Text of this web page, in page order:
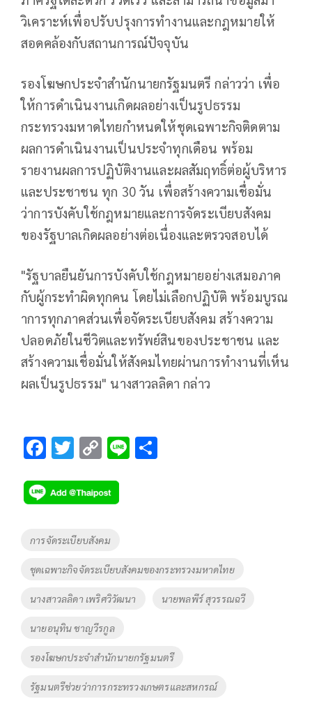
วิเคราะห์เพื่อปรับปรุงการทำงานและกฎหมายให้
สอดคล้องกับสถานการณ์ปัจจุบัน
รองโฆษกประจำสำนักนายกรัฐมนตรี กล่าวว่า เพื่อ
ให้การดำเนินงานเกิดผลอย่างเป็นรูปธรรม
กระทรวงมหาดไทยกำหนดให้ชุดเฉพาะกิจติดตาม
ผลการดำเนินงานเป็นประจำทุกเดือน พร้อม
รายงานผลการปฏิบัติงานและผลสัมฤทธิ์ต่อผู้บริหาร
และประชาชน ทุก 30 วัน เพื่อสร้างความเชื่อมั่น
ว่าการบังคับใช้กฎหมายและการจัดระเบียบสังคม
ของรัฐบาลเกิดผลอย่างต่อเนื่องและตรวจสอบได้
"รัฐบาลยืนยันการบังคับใช้กฎหมายอย่างเสมอภาค
กับผู้กระทำผิดทุกคน โดยไม่เลือกปฏิบัติ พร้อมบูรณ
าการทุกภาคส่วนเพื่อจัดระเบียบสังคม สร้างความ
ปลอดภัยในชีวิตและทรัพย์สินของประชาชน และ
สร้างความเชื่อมั่นให้สังคมไทยผ่านการทำงานที่เห็น
ผลเป็นรูปธรรม" นางสาวลลิดา กล่าว
F
e
b
o
k
T
tt
er
C
p
y
Li
n
k
Li
Tags
การจัดระเบียบสังคม
ชุดเฉพาะกิจจัดระเบียบสังคมของกระทรวงมหาดไทย
นางสาวลลิดา เพริศวิวัฒนา นายพลพีร์ สุวรรณฉวี
นายอนุทิน ชาญวีรกูล
รองโฆษกประจำสำนักนายกรัฐมนตรี
รัฐมนตรีช่วยว่าการกระทรวงเกษตรและสหกรณ์